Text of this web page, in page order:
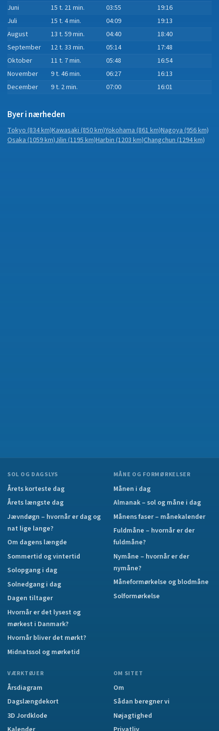
Juni
15 t. 21 min. 03:55
19:16
Juli
15 t. 4 min. 04:09
19:13
August
13 t. 59 min. 04:40
18:40
September
12 t. 33 min. 05:14
17:48
Oktober
11 t. 7 min. 05:48
16:54
November
9 t. 46 min. 06:27
16:13
December
9 t. 2 min. 07:00 16:01
Byer i nærheden
Tokyo(834 km)Kawasaki(850 km)Yokohama(861 km)Nagoya(956 km)
Osaka(1059 km)Jilin(1195 km)Harbin(1203 km)Changchun(1294 km)
SOL OG DAGSLYS
Årets korteste dag
Årets længste dag
Jævndøgn – hvornår er dag og
nat lige lange?
Om dagens længde
Sommertid og vintertid
Solopgang i dag
Solnedgang i dag
Dagen tiltager
Hvornår er det lysest og
mørkest i Danmark?
Hvornår bliver det mørkt?
Midnatssol og mørketid
MÅNE OG FORMØRKELSER
Månen i dag
Almanak – sol og måne i dag
Månens faser – månekalender
Fuldmåne – hvornår er der
fuldmåne?
Nymåne – hvornår er der
nymåne?
Måneformørkelse og blodmåne
Solformørkelse
VÆRKTØJER
Årsdiagram
Dagslængdekort
3D Jordklode
OM SITET
Om
Sådan beregner vi
Nøjagtighed